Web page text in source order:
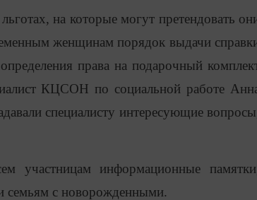
на которые могут претендовать
женщинам порядок выдачи
права на подарочный
КЦСОН по социальной работе
специалисту интересующие
участницам информационные
семьям с новорожденными.